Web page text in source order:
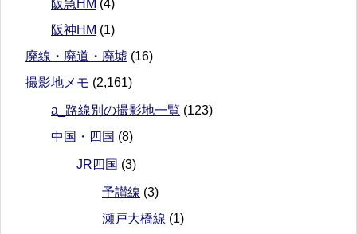
阪急HM (4)
阪神HM (1)
廃線・廃道・廃墟 (16)
撮影地メモ (2,161)
a_路線別の撮影地一覧 (123)
中国・四国 (8)
JR四国 (3)
予讃線 (3)
瀬戸大橋線 (1)